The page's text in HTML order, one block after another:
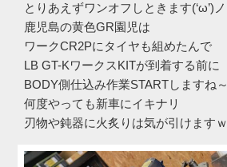
とりあえずワンオフしときます(‘ω’)ノ
鹿児島の黄色GR園児は
ワークCR2Pにタイヤも組めたんで
LB GT-KワークスKITが到着する前に
BODY側仕込み作業STARTしますね～
何度やっても新車にイキナリ
刃物や鈍器に火炙りは気が引けますｗ